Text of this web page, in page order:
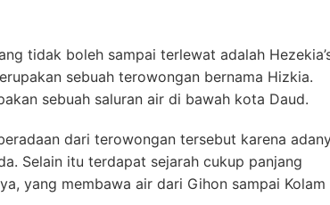
tidak boleh sampai terlewat adalah
sebuah terowongan bernama Hizkia.
sebuah saluran air di bawah kota Daud.
dari terowongan tersebut karena
Selain itu terdapat sejarah cukup panjang
yang membawa air dari Gihon sampai Kolam